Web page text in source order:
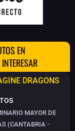
EN
DRAGONS
MAYOR DE
(CANTABRIA -